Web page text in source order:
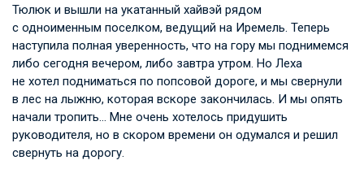
Тюлюк и вышли на укатанный хайвэй рядом
с одноименным поселком, ведущий на Иремель. Теперь
наступила полная уверенность, что на гору мы поднимемся
либо сегодня вечером, либо завтра утром. Но Леха
не хотел подниматься по попсовой дороге, и мы свернули
в лес на лыжню, которая вскоре закончилась. И мы опять
начали тропить… Мне очень хотелось придушить
руководителя, но в скором времени он одумался и решил
свернуть на дорогу.